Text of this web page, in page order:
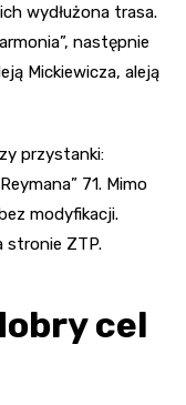
wydłużona trasa.
następnie
Mickiewicza, aleją
przystanki:
71. Mimo
modyfikacji.
stronie ZTP.
cel